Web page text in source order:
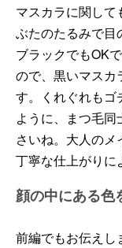
マスカラに関して
ぶたのたるみで目
ブラックでもOK
ので、黒いマスカ
す。くれぐれもゴ
ように、まつ毛
さいね。大人の
丁寧な仕上がりに
顔の中にある色
前編でもお伝えし